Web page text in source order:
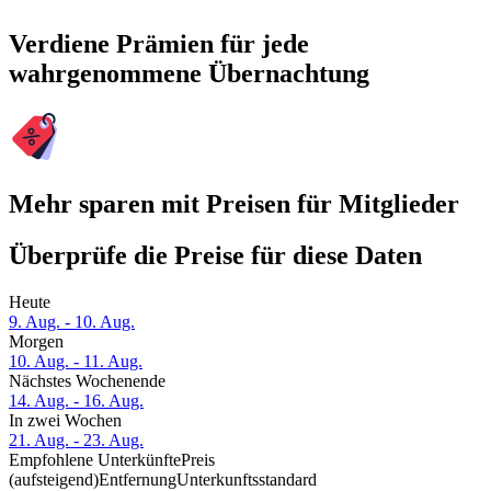
Verdiene Prämien für jede
wahrgenommene Übernachtung
Mehr sparen mit Preisen für Mitglieder
Überprüfe die Preise für diese Daten
Heute
9. Aug. - 10. Aug.
Morgen
10. Aug. - 11. Aug.
Nächstes Wochenende
14. Aug. - 16. Aug.
In zwei Wochen
21. Aug. - 23. Aug.
Empfohlene UnterkünftePreis
(aufsteigend)EntfernungUnterkunftsstandard